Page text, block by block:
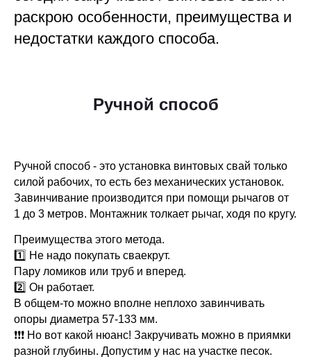
раскрою особенности, преимущества и
недостатки каждого способа.
Ручной способ
Ручной способ - это установка винтовых свай только
силой рабочих, то есть без механических установок.
Завинчивание производится при помощи рычагов от
1 до 3 метров. Монтажник толкает рычаг, ходя по кругу.
Преимущества этого метода.
1️⃣ Не надо покупать сваекрут.
Пару ломиков или труб и вперед.
2️⃣ Он работает.
В общем-то можно вполне неплохо завинчивать
опоры диаметра 57-133 мм.
❗❗❗ Но вот какой нюанс! Закручивать можно в приямки
разной глубины. Допустим у нас на участке песок.